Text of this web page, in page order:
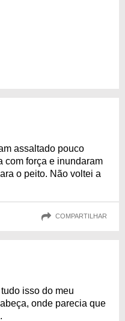
assaltado pouco
com força e inundaram
o peito. Não voltei a
COMPARTILHAR
isso do meu
onde parecia que